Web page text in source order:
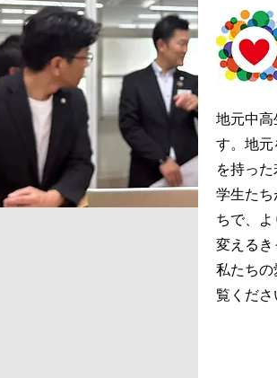
地元中
す。地
を持っ
学生た
ちで、
変える
私たち
覧くださ